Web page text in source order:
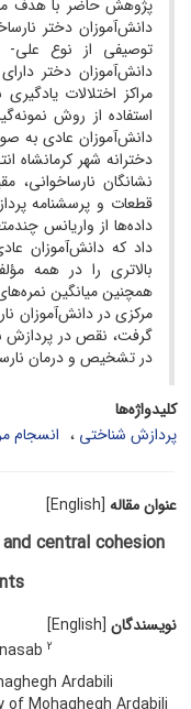
پژوهش حاضر با هدف
دانش‌آموزان دختر
توصیفی از نوع علی-
دانش‌آموزان عادی به
دخترانه شهر کرمانشاه
نشانگان
قطعات و پرسشنامه
داده‌ها از واریانس
داد که دانش‌آموزان
بالاتری را در همه
همچنین میانگین
مرکزی در دانش‌آموزان
گرفت، نقص در پردازش
در تشخیص و درمان
کلیدواژه‌ها
پردازش شناختی
انسجام
عنوان مقاله [English]
central cohesion
نویسندگان [English]
2
Ardabili